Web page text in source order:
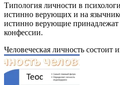
Типология личности в
истинно верующих и на
истинно верующие
конфессии.
Человеческая личность состоит